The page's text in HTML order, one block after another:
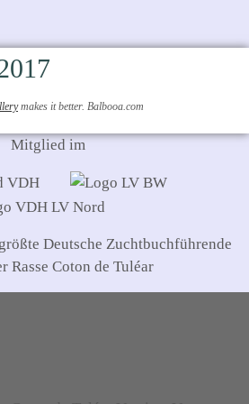
makes it better. Balbooa.com
Mitglied im
Deutsche Zuchtbuchführende
Rasse Coton de Tuléar